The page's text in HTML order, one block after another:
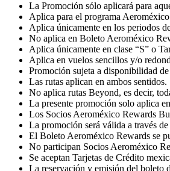
La Promoción sólo aplicará para
Aplica para el programa
Aplica únicamente en los periodos
No aplica en Boleto Aeroméxico
Aplica únicamente en clase “S” o
Aplica en vuelos sencillos y/o
Promoción sujeta a disponibilidad
Las rutas aplican en ambos sentidos.
No aplica rutas Beyond, es decir,
La presente promoción solo aplica
Los Socios Aeroméxico Rewards
La promoción será válida a través de
El Boleto Aeroméxico Rewards se
No participan Socios Aeroméxico
Se aceptan Tarjetas de Crédito
La reservación y emisión del boleto